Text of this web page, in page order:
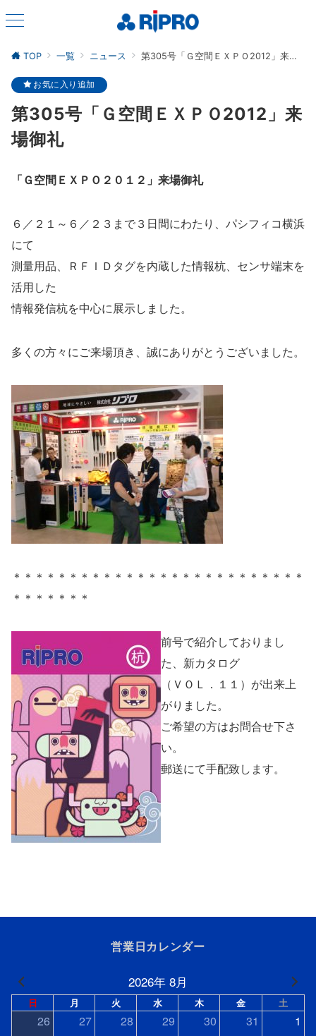
TOP 一覧 ニュース 第305号「Ｇ空間ＥＸＰＯ2012」来場御礼
お気に入り追加
第305号「Ｇ空間ＥＸＰＯ2012」来
場御礼
「Ｇ空間ＥＸＰＯ２０１２」来場御礼
６／２１～６／２３まで３日間にわたり、パシフィコ横浜
にて
測量用品、ＲＦＩＤタグを内蔵した情報杭、センサ端末を
活用した
情報発信杭を中心に展示しました。
多くの方々にご来場頂き、誠にありがとうございました。
＊＊＊＊＊＊＊＊＊＊＊＊＊＊＊＊＊＊＊＊＊＊＊＊＊＊
＊＊＊＊＊＊＊
前号で紹介しておりまし
た、新カタログ
（ＶＯＬ．１１）が出来上
がりました。
ご希望の方はお問合せ下さ
い。
郵送にて手配致します。
営業日カレンダー
2026年 8月
日 月 火 水 木 金 土
26 27 28 29 30 31 1